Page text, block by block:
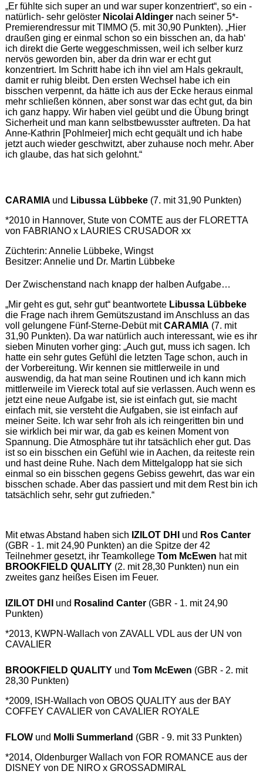
„Er fühlte sich super an und war super konzentriert“, so ein -
natürlich- sehr gelöster Nicolai Aldingernach seiner 5*-
Premierendressur mit TIMMO (5. mit 30,90 Punkten). „Hier
draußen ging er einmal schon so ein bisschen an, da hab‘
ich direkt die Gerte weggeschmissen, weil ich selber kurz
nervös geworden bin, aber da drin war er echt gut
konzentriert. Im Schritt habe ich ihn viel am Hals gekrault,
damit er ruhig bleibt. Den ersten Wechsel habe ich ein
bisschen verpennt, da hätte ich aus der Ecke heraus einmal
mehr schließen können, aber sonst war das echt gut, da bin
ich ganz happy. Wir haben viel geübt und die Übung bringt
Sicherheit und man kann selbstbewusster auftreten. Da hat
Anne-Kathrin [Pohlmeier] mich echt gequält und ich habe
jetzt auch wieder geschwitzt, aber zuhause noch mehr. Aber
ich glaube, das hat sich gelohnt.“
CARAMIA und Libussa Lübbeke(7. mit 31,90 Punkten)
*2010 in Hannover, Stute von COMTE aus der FLORETTA
von FABRIANO x LAURIES CRUSADOR xx
Züchterin: Annelie Lübbeke, Wingst
Besitzer: Annelie und Dr. Martin Lübbeke
Der Zwischenstand nach knapp der halben Aufgabe…
„Mir geht es gut, sehr gut“ beantwortete Libussa Lübbeke
die Frage nach ihrem Gemütszustand im Anschluss an das
voll gelungene Fünf-Sterne-Debüt mitCARAMIA (7. mit
31,90 Punkten). Da war natürlich auch interessant, wie es ihr
sieben Minuten vorher ging: „Auch gut, muss ich sagen. Ich
hatte ein sehr gutes Gefühl die letzten Tage schon, auch in
der Vorbereitung. Wir kennen sie mittlerweile in und
auswendig, da hat man seine Routinen und ich kann mich
mittlerweile im Viereck total auf sie verlassen. Auch wenn es
jetzt eine neue Aufgabe ist, sie ist einfach gut, sie macht
einfach mit, sie versteht die Aufgaben, sie ist einfach auf
meiner Seite. Ich war sehr froh als ich reingeritten bin und
sie wirklich bei mir war, da gab es keinen Moment von
Spannung. Die Atmosphäre tut ihr tatsächlich eher gut. Das
ist so ein bisschen ein Gefühl wie in Aachen, da reiteste rein
und hast deine Ruhe. Nach dem Mittelgalopp hat sie sich
einmal so ein bisschen gegens Gebiss gewehrt, das war ein
bisschen schade. Aber das passiert und mit dem Rest bin ich
tatsächlich sehr, sehr gut zufrieden.“
Mit etwas Abstand haben sich IZILOT DHI und Ros Canter
(GBR - 1. mit 24,90 Punkten) an die Spitze der 42
Teilnehmer gesetzt, ihr Teamkollege Tom McEwen hat mit
BROOKFIELD QUALITY(2. mit 28,30 Punkten) nun ein
zweites ganz heißes Eisen im Feuer.
IZILOT DHI und Rosalind Canter(GBR - 1. mit 24,90
Punkten)
*2013, KWPN-Wallach von ZAVALL VDL aus der UN von
CAVALIER
BROOKFIELD QUALITY und Tom McEwen (GBR - 2. mit
28,30 Punkten)
*2009, ISH-Wallach von OBOS QUALITY aus der BAY
COFFEY CAVALIER von CAVALIER ROYALE
FLOW und Molli Summerland (GBR - 9. mit 33 Punkten)
*2014, Oldenburger Wallach von FOR ROMANCE aus der
DISNEY von DE NIRO x GROSSADMIRAL